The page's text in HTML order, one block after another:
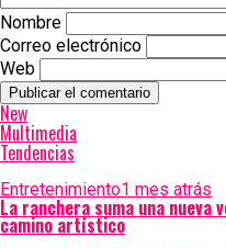
Nombre
Correo electrónico
Web
New
Multimedia
Tendencias
Entretenimiento1 mes atrás
La ranchera suma una nueva
camino artístico